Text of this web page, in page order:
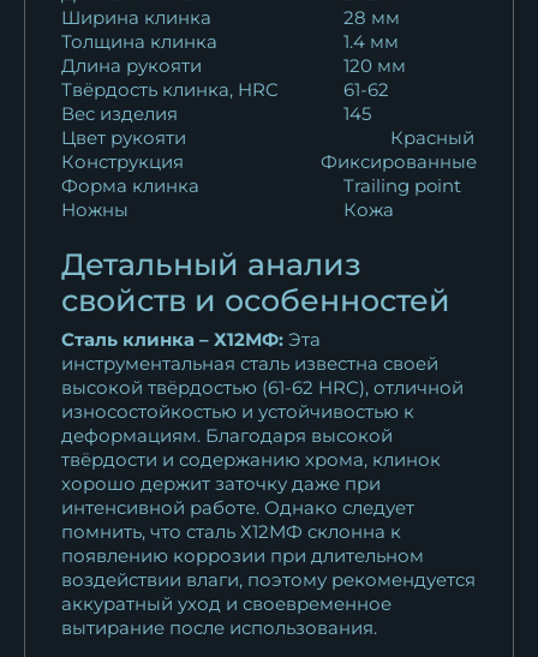
Кухонный нож Шеф № 7
сталь Х12МФ...
Кухонный нож Шеф № 7
сталь Х12МФ...
Нож Шеф № 7 сталь 95Х18
рукоять акрил...
11 011₽
Нож Шеф № 7 сталь 95Х18
рукоять акрил...
11 011₽
Кухонный нож Шеф № 7
сталь 95Х18...
11 011₽
Кухонный нож Шеф № 7
Ширина клинка
28 мм
Толщина клинка
1.4 мм
Длина рукояти
120 мм
Твёрдость клинка, HRC
61-62
Вес изделия
145
Цвет рукояти
Красный
Конструкция
Фиксированные
Форма клинка
Trailing point
Ножны
Кожа
Детальный анализ
свойств и особенностей
Сталь клинка – Х12МФ: Эта
инструментальная сталь известна своей
высокой твёрдостью (61-62 HRC), отличной
износостойкостью и устойчивостью к
деформациям. Благодаря высокой
твёрдости и содержанию хрома, клинок
хорошо держит заточку даже при
интенсивной работе. Однако следует
помнить, что сталь Х12МФ склонна к
появлению коррозии при длительном
воздействии влаги, поэтому рекомендуется
аккуратный уход и своевременное
вытирание после использования.